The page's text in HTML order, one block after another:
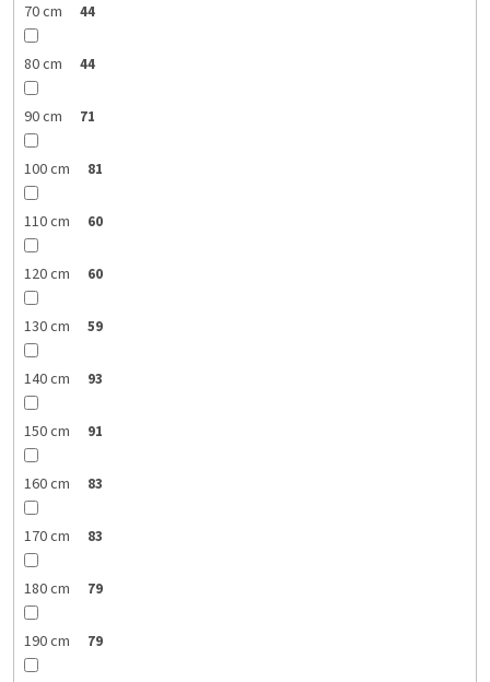
70 cm 44
80 cm 44
90 cm 71
100 cm 81
110 cm 60
120 cm 60
130 cm 59
140 cm 93
150 cm 91
160 cm 83
170 cm 83
180 cm 79
190 cm 79